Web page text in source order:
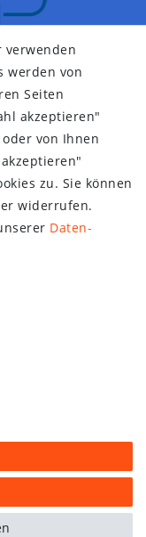
verwenden
werden von
Seiten
akzeptieren"
von Ihnen
zu. Sie können
widerrufen.
Daten­